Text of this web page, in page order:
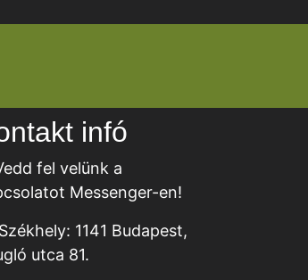
infó
fel velünk a
Messenger-en!
1141 Budapest,
utca 81.